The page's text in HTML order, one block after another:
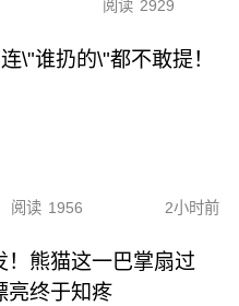
阅读 2929
\"谁扔的\"都不敢提！
阅读 1956 2小时前
！熊猫这一巴掌扇过
亮终于知疼